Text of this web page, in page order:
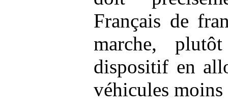
Français de
marche,
dispositif en
véhicules